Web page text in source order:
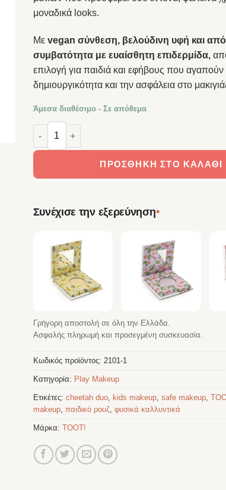
μοναδικά looks.
Με vegan σύνθεση, βελούδινη υφή και
συμβατότητα με ευαίσθητη επιδερμίδα,
επιλογή για παιδιά και εφήβους που
δημιουργικότητα και την ασφάλεια στο
Άμεσα διαθέσιμο - Σε απόθεμα
TOOT! – Φυσική Duo Σκιά Ματιών Cheetah
ΠΡΟΣΘΉΚΗ ΣΤΟ ΚΑΛΆΘΙ
Συνέχισε την εξερεύνηση•
Γρήγορη αποστολή σε όλη την Ελλάδα.
Ασφαλής πληρωμή και προσεγμένη συσκευασία.
Κωδικός προϊόντος: 2101-1
Κατηγορία: Play Makeup
Ετικέτες: cheetah duo, kids makeup, safe makeup,
makeup, παιδικό ρουζ, φυσικά καλλυντικά
Μάρκα: TOOT!